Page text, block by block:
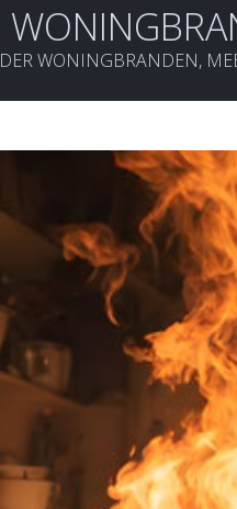
WONINGBRANDEN,